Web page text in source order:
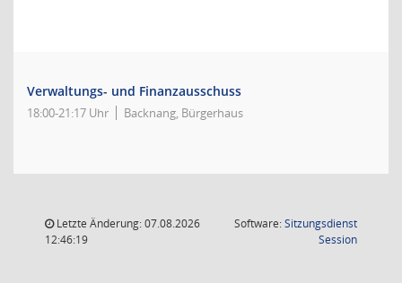
Verwaltungs- und Finanzausschuss
18:00-21:17 Uhr Backnang, Bürgerhaus
Letzte Änderung: 07.08.2026
12:46:19
Software:Sitzungsdienst
Session(Wird in